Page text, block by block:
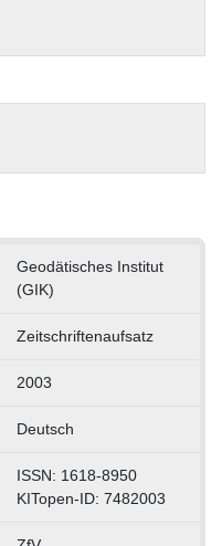
Geodätisches Institut
(GIK)
Zeitschriftenaufsatz
2003
Deutsch
ISSN: 1618-8950
KITopen-ID: 7482003